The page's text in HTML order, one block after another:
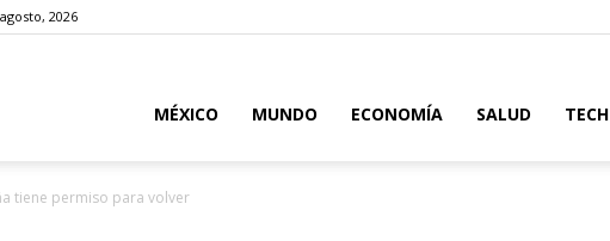
2026
MÉXICO MUNDO ECONOMÍA SALUD TECH
tiene permiso para volver